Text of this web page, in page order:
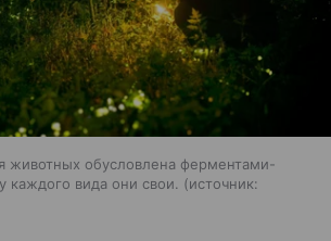
животных обусловлена ферментами-
каждого вида они свои.
источник: